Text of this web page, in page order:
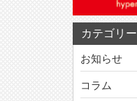
カテゴリー
お知らせ
コラム